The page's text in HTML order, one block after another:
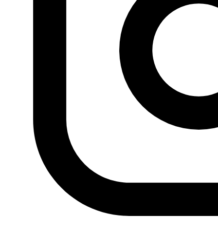
margen de los sentimientos y los lazos que los unan con
Debemos confesar que no hay ninguna postura árabe
neutral, objetiva o meramente informativa sobre Turquía
y su «segunda República», sobre todo, por el rol que
desempeña en Siria. Turquía es un bando con
participación directa y sin ella nadie se atrevería a decir
que la revolución siria hubiera podido resistir semanas o
meses frente al vasto ataque ruso-iraní. Este criterio es
decisivo para evaluar los resultados del referéndum turco
y en él hallamos el origen de las felicitaciones o de los
pésames que se han intercambiado los árabes por esa
evidente victoria de Rayab Tayeb Erdogán.
Turquía ya no es un modelo. Nunca lo fue. Y si bien se
aleja, en esencia, de lo árabe, contribuye seriamente al
cambio de régimen en Siria. Y eso es suficiente.